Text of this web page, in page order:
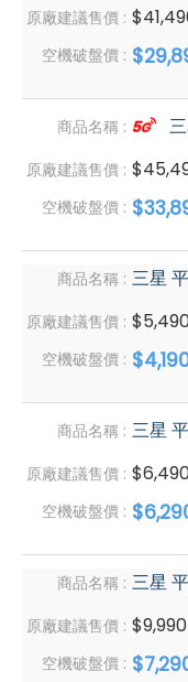
原廠建議售價 :
空機破盤價 :
商品名稱 :
原廠建議售價 :
空機破盤價 :
商品名稱 : 三星
原廠建議售價 :
空機破盤價 :
商品名稱 : 三星
原廠建議售價 :
空機破盤價 :
商品名稱 : 三星
原廠建議售價 : $9,990
空機破盤價 :